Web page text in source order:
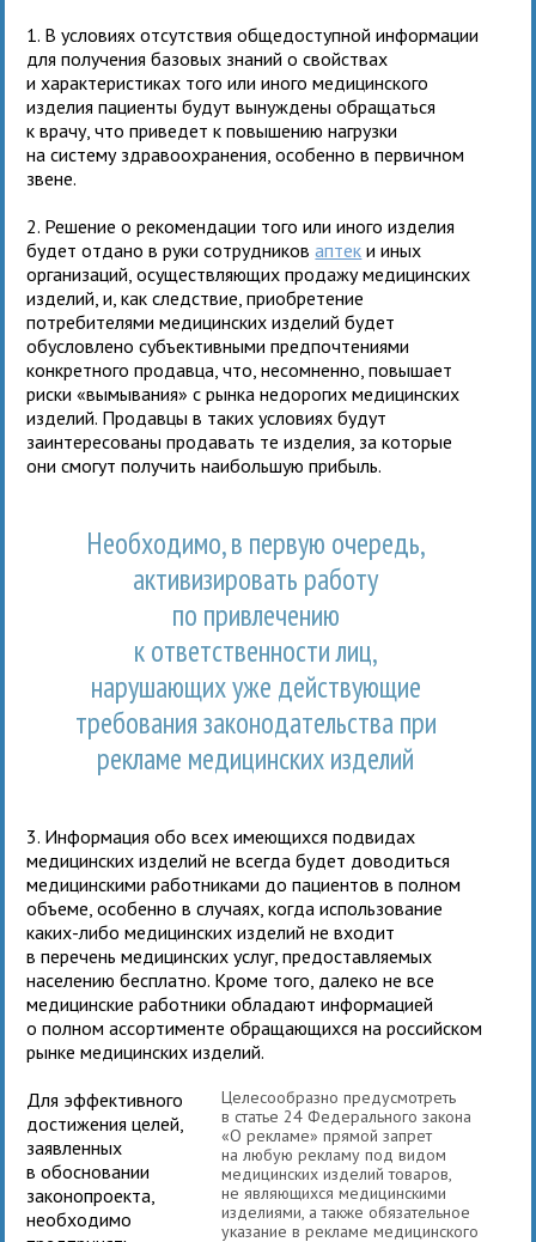
1. В условиях отсутствия общедоступной информации
для получения базовых знаний о свойствах
и характеристиках того или иного медицинского
изделия пациенты будут вынуждены обращаться
к врачу, что приведет к повышению нагрузки
на систему здравоохранения, особенно в первичном
звене.
2. Решение о рекомендации того или иного изделия
будет отдано в руки сотрудниковаптек и иных
организаций, осуществляющих продажу медицинских
изделий, и, как следствие, приобретение
потребителями медицинских изделий будет
обусловлено субъективными предпочтениями
конкретного продавца, что, несомненно, повышает
риски «вымывания» с рынка недорогих медицинских
изделий. Продавцы в таких условиях будут
заинтересованы продавать те изделия, за которые
они смогут получить наибольшую прибыль.
Необходимо, в первую очередь,
активизировать работу
по привлечению
к ответственности лиц,
нарушающих уже действующие
требования законодательства при
рекламе медицинских изделий
3. Информация обо всех имеющихся подвидах
медицинских изделий не всегда будет доводиться
медицинскими работниками до пациентов в полном
объеме, особенно в случаях, когда использование
каких-либо медицинских изделий не входит
в перечень медицинских услуг, предоставляемых
населению бесплатно. Кроме того, далеко не все
медицинские работники обладают информацией
о полном ассортименте обращающихся на российском
рынке медицинских изделий.
Целесообразно предусмотреть
в статье 24 Федерального закона
«О рекламе» прямой запрет
на любую рекламу под видом
медицинских изделий товаров,
не являющихся медицинскими
изделиями, а также обязательное
указание в рекламе медицинского
Для эффективного
достижения целей,
заявленных
в обосновании
законопроекта,
необходимо